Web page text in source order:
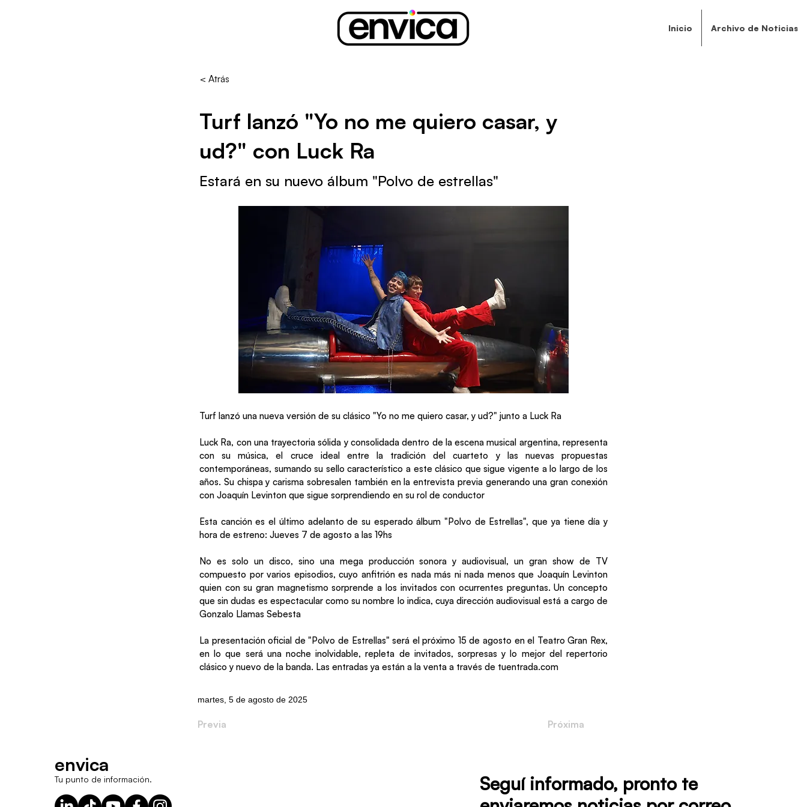
Inicio Archivo de Noticias
< Atrás
Turf lanzó "Yo no me quiero casar, y
ud?" con Luck Ra
Estará en su nuevo álbum "Polvo de estrellas"
Turf lanzó una nueva versión de su clásico "Yo no me quiero casar, y ud?" junto a Luck Ra
Luck Ra, con una trayectoria sólida y consolidada dentro de la escena musical argentina, representa
con su música, el cruce ideal entre la tradición del cuarteto y las nuevas propuestas
contemporáneas, sumando su sello característico a este clásico que sigue vigente a lo largo de los
años. Su chispa y carisma sobresalen también en la entrevista previa generando una gran conexión
con Joaquín Levinton que sigue sorprendiendo en su rol de conductor
Esta canción es el último adelanto de su esperado álbum "Polvo de Estrellas", que ya tiene día y
hora de estreno: Jueves 7 de agosto a las 19hs
No es solo un disco, sino una mega producción sonora y audiovisual, un gran show de TV
compuesto por varios episodios, cuyo anfitrión es nada más ni nada menos que Joaquín Levinton
quien con su gran magnetismo sorprende a los invitados con ocurrentes preguntas. Un concepto
que sin dudas es espectacular como su nombre lo indica, cuya dirección audiovisual está a cargo de
Gonzalo Llamas Sebesta
La presentación oficial de "Polvo de Estrellas" será el próximo 15 de agosto en el Teatro Gran Rex,
en lo que será una noche inolvidable, repleta de invitados, sorpresas y lo mejor del repertorio
clásico y nuevo de la banda. Las entradas ya están a la venta a través de tuentrada.com
martes, 5 de agosto de 2025
Previa Próxima
envica
Tu punto de información.
Seguí informado, pronto te